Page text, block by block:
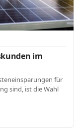
im
für
sind, ist die Wahl